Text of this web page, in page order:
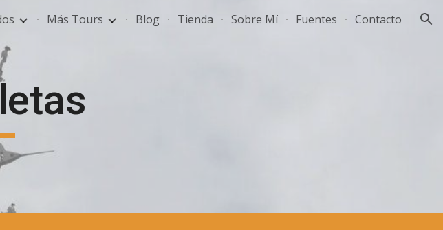
Skip to navigation
Más Tours Blog Tienda Sobre Mí Fuentes Contacto